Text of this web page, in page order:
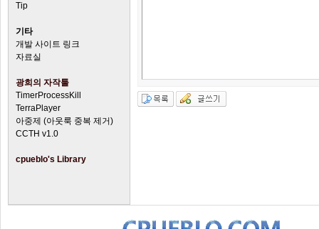
Tip
기타
개발 사이트 링크
자료실
광희의 자작툴
TimerProcessKill
TerraPlayer
아중제 (아웃룩 중복 제거)
CCTH v1.0
cpueblo's Library